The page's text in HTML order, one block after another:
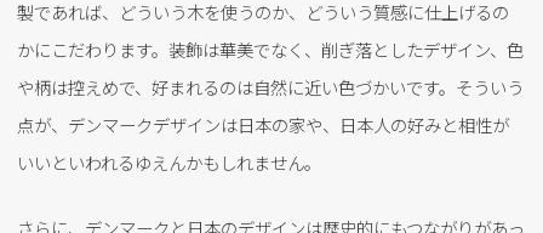
製であれば、どういう木を使うのか、どういう質感に仕上げるの
かにこだわります。装飾は華美でなく、削ぎ落としたデザイン、色
や柄は控えめで、好まれるのは自然に近い色づかいです。そういう
点が、デンマークデザインは日本の家や、日本人の好みと相性が
いいといわれるゆえんかもしれません。